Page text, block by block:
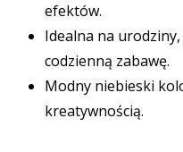
efektów.
Idealna na
codzienną zabawę.
Modny niebieski
kreatywnością.